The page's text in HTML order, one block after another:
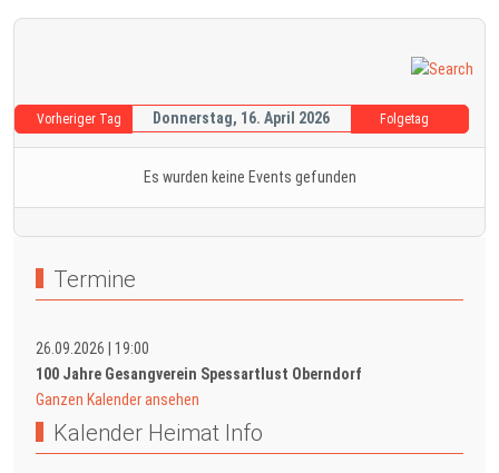
Vorheriger Tag Donnerstag, 16. April 2026 Folgetag
Es wurden keine Events gefunden
Termine
26.09.2026
19:00
100 Jahre Gesangverein Spessartlust Oberndorf
Ganzen Kalender ansehen
Kalender Heimat Info